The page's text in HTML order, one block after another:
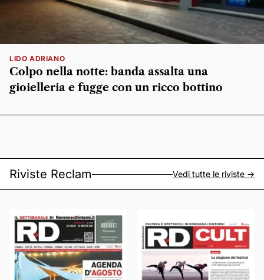
LIDO ADRIANO
Colpo nella notte: banda assalta una
gioielleria e fugge con un ricco bottino
Riviste Reclam Vedi tutte le riviste ->